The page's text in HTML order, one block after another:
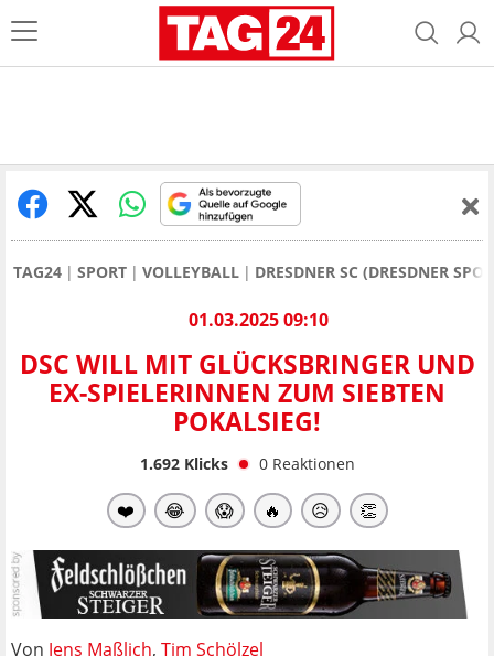
TAG24 SPORT VOLLEYBALL DRESDNER SC (DRESDNER
01.03.2025 09:10
DSC WILL MIT GLÜCKSBRINGER UND
EX-SPIELERINNEN ZUM SIEBTEN
POKALSIEG!
1.692Klicks 0 Reaktionen
❤️ 😂 😱 🔥 😥 👏
Von Jens Maßlich, Tim Schölzel